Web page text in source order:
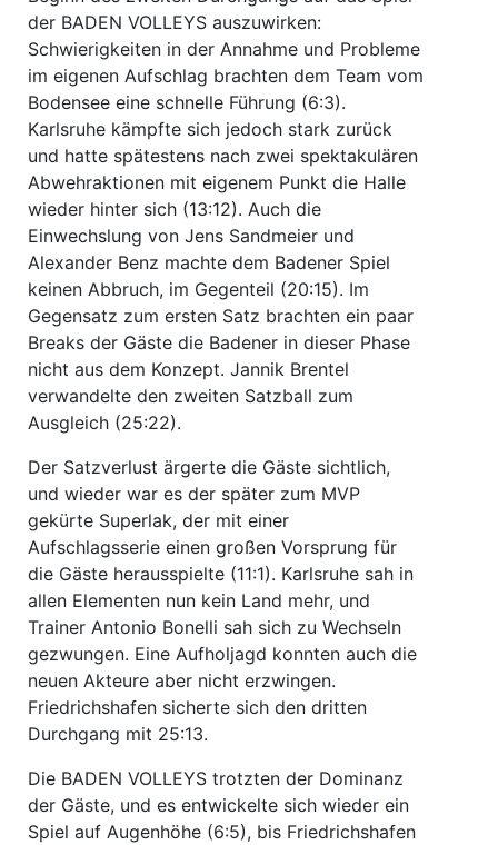
der BADEN VOLLEYS auszuwirken:
Schwierigkeiten in der Annahme und Probleme
im eigenen Aufschlag brachten dem Team vom
Bodensee eine schnelle Führung (6:3).
Karlsruhe kämpfte sich jedoch stark zurück
und hatte spätestens nach zwei spektakulären
Abwehraktionen mit eigenem Punkt die Halle
wieder hinter sich (13:12). Auch die
Einwechslung von Jens Sandmeier und
Alexander Benz machte dem Badener Spiel
keinen Abbruch, im Gegenteil (20:15). Im
Gegensatz zum ersten Satz brachten ein paar
Breaks der Gäste die Badener in dieser Phase
nicht aus dem Konzept. Jannik Brentel
verwandelte den zweiten Satzball zum
Ausgleich (25:22).
Der Satzverlust ärgerte die Gäste sichtlich,
und wieder war es der später zum MVP
gekürte Superlak, der mit einer
Aufschlagsserie einen großen Vorsprung für
die Gäste herausspielte (11:1). Karlsruhe sah in
allen Elementen nun kein Land mehr, und
Trainer Antonio Bonelli sah sich zu Wechseln
gezwungen. Eine Aufholjagd konnten auch die
neuen Akteure aber nicht erzwingen.
Friedrichshafen sicherte sich den dritten
Durchgang mit 25:13.
Die BADEN VOLLEYS trotzten der Dominanz
der Gäste, und es entwickelte sich wieder ein
Spiel auf Augenhöhe (6:5), bis Friedrichshafen